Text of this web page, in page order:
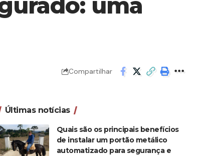
Compartilhar
Últimas notícias
Quais são os principais benefícios
de instalar um portão metálico
automatizado para segurança e